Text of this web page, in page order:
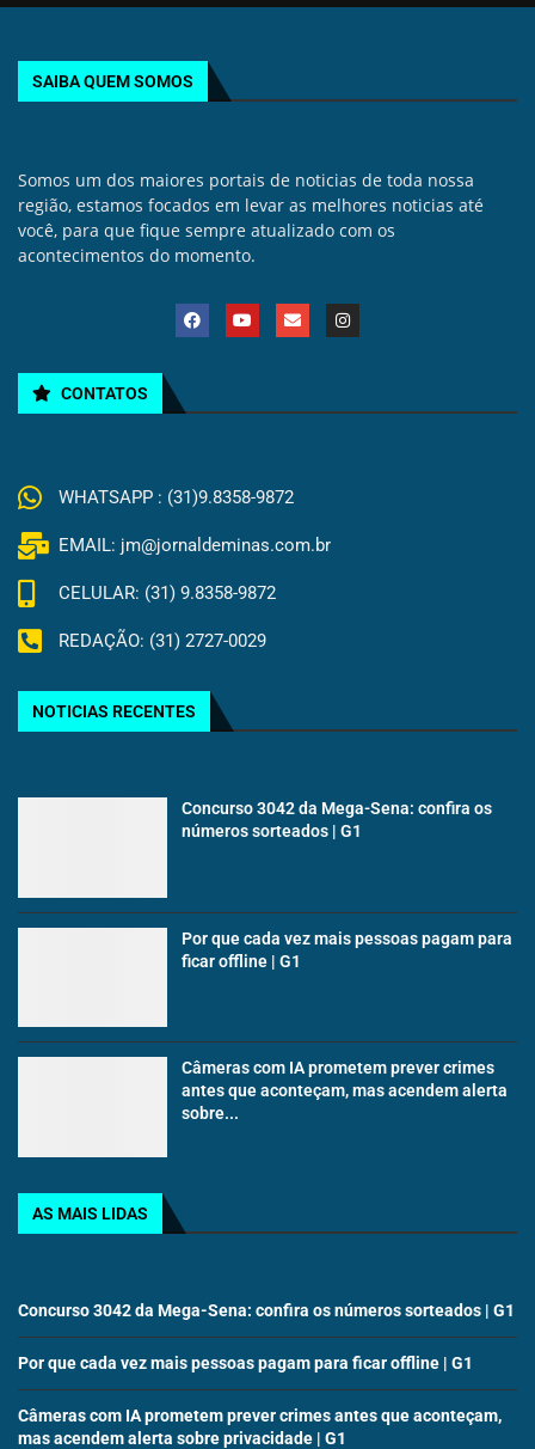
SAIBA QUEM SOMOS
Somos um dos maiores portais de noticias de toda nossa
região, estamos focados em levar as melhores noticias até
você, para que fique sempre atualizado com os
acontecimentos do momento.
CONTATOS
WHATSAPP : (31)9.8358-9872
EMAIL: jm@jornaldeminas.com.br
CELULAR: (31) 9.8358-9872
REDAÇÃO: (31) 2727-0029
NOTICIAS RECENTES
Concurso 3042 da Mega-Sena: confira os
números sorteados | G1
Por que cada vez mais pessoas pagam para
ficar offline | G1
Câmeras com IA prometem prever crimes
antes que aconteçam, mas acendem alerta
sobre...
AS MAIS LIDAS
Concurso 3042 da Mega-Sena: confira os números sorteados | G1
Por que cada vez mais pessoas pagam para ficar offline | G1
Câmeras com IA prometem prever crimes antes que aconteçam,
mas acendem alerta sobre privacidade | G1